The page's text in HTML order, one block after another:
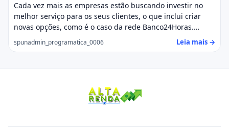
Imóvel
Legal
Cada vez mais as empresas estão buscando investir no
melhor serviço para os seus clientes, o que inclui criar
novas opções, como é o caso da rede Banco24Horas.…
spunadmin_programatica_0006 Leia mais →